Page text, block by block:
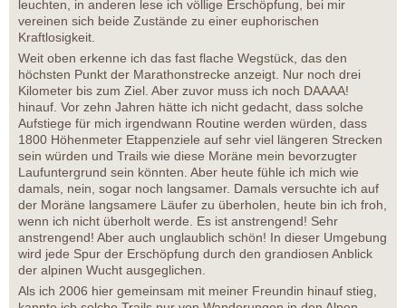
leuchten, in anderen lese ich völlige Erschöpfung, bei mir
vereinen sich beide Zustände zu einer euphorischen
Kraftlosigkeit.
Weit oben erkenne ich das fast flache Wegstück, das den
höchsten Punkt der Marathonstrecke anzeigt. Nur noch drei
Kilometer bis zum Ziel. Aber zuvor muss ich noch DAAAA!
hinauf. Vor zehn Jahren hätte ich nicht gedacht, dass solche
Aufstiege für mich irgendwann Routine werden würden, dass
1800 Höhenmeter Etappenziele auf sehr viel längeren Strecken
sein würden und Trails wie diese Moräne mein bevorzugter
Laufuntergrund sein könnten. Aber heute fühle ich mich wie
damals, nein, sogar noch langsamer. Damals versuchte ich auf
der Moräne langsamere Läufer zu überholen, heute bin ich froh,
wenn ich nicht überholt werde. Es ist anstrengend! Sehr
anstrengend! Aber auch unglaublich schön! In dieser Umgebung
wird jede Spur der Erschöpfung durch den grandiosen Anblick
der alpinen Wucht ausgeglichen.
Als ich 2006 hier gemeinsam mit meiner Freundin hinauf stieg,